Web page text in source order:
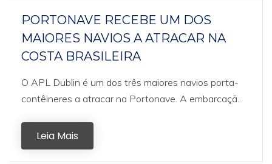
PORTONAVE RECEBE UM DOS
MAIORES NAVIOS A ATRACAR NA
COSTA BRASILEIRA
O APL Dublin é um dos três maiores navios porta-
contêineres a atracar na Portonave. A embarcaçã...
Leia Mais